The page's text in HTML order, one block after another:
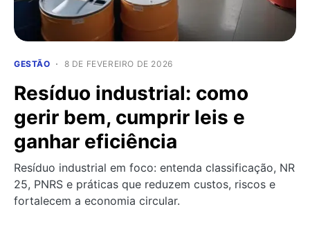
GESTÃO 8 DE FEVEREIRO DE 2026
Resíduo industrial: como
gerir bem, cumprir leis e
ganhar eficiência
Resíduo industrial em foco: entenda classificação, NR
25, PNRS e práticas que reduzem custos, riscos e
fortalecem a economia circular.